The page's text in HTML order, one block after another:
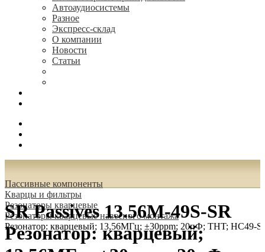
Автоаудиосистемы
Разное
Экспресс-склад
О компании
Новости
Статьи
Пассивные компоненты
Кварцы и фильтры
Резонаторы кварцевые
Резонаторы кварцевые навесного монтажа
Резонатор: кварцевый; 13,56МГц; ±30ppm; 20пФ; THT; HC49-S
SR Passives 13.56M-49S-SR
Резонатор: кварцевый;